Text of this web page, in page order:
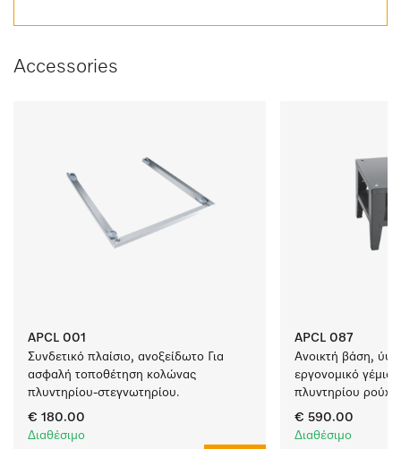
Accessories
APCL 001
Συνδετικό πλαίσιο, ανοξείδωτο Για
ασφαλή τοποθέτηση κολώνας
πλυντηρίου-στεγνωτηρίου.
€ 180.00
Διαθέσιμο
APCL 087
Ανοικτή βάση,
εργονομικό
πλυντηρίου
στεγνωτηρίου.
€ 590.00
Διαθέσιμο